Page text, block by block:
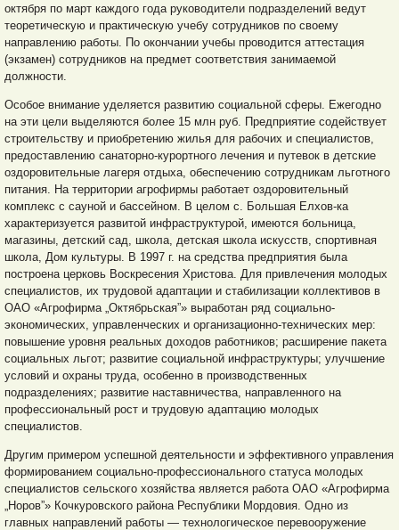
октября по март каждого года руководители подразделений ведут
теоретическую и практическую учебу сотрудников по своему
направлению работы. По окончании учебы проводится аттестация
(экзамен) сотрудников на предмет соответствия занимаемой
должности.
Особое внимание уделяется развитию социальной сферы. Ежегодно
на эти цели выделяются более 15 млн руб. Предприятие содействует
строительству и приобретению жилья для рабочих и специалистов,
предоставлению санаторно-курортного лечения и путевок в детские
оздоровительные лагеря отдыха, обеспечению сотрудникам льготного
питания. На территории агрофирмы работает оздоровительный
комплекс с сауной и бассейном. В целом с. Большая Елхов-ка
характеризуется развитой инфраструктурой, имеются больница,
магазины, детский сад, школа, детская школа искусств, спортивная
школа, Дом культуры. В 1997 г. на средства предприятия была
построена церковь Воскресения Христова. Для привлечения молодых
специалистов, их трудовой адаптации и стабилизации коллективов в
ОАО «Агрофирма „Октябрьская”» выработан ряд социально-
экономических, управленческих и организационно-технических мер:
повышение уровня реальных доходов работников; расширение пакета
социальных льгот; развитие социальной инфраструктуры; улучшение
условий и охраны труда, особенно в производственных
подразделениях; развитие наставничества, направленного на
профессиональный рост и трудовую адаптацию молодых
специалистов.
Другим примером успешной деятельности и эффективного управления
формированием социально-профессионального статуса молодых
специалистов сельского хозяйства является работа ОАО «Агрофирма
„Норов”» Кочкуровского района Республики Мордовия. Одно из
главных направлений работы — технологическое перевооружение